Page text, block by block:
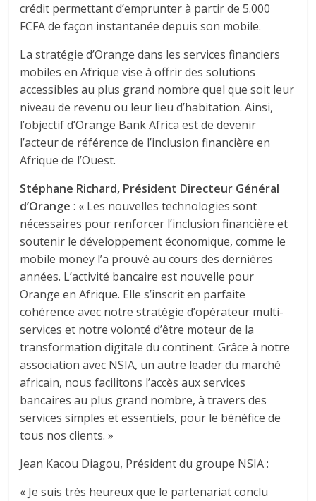
crédit permettant d’emprunter à partir de 5.000
FCFA de façon instantanée depuis son mobile.
La stratégie d’Orange dans les services financiers
mobiles en Afrique vise à offrir des solutions
accessibles au plus grand nombre quel que soit leur
niveau de revenu ou leur lieu d’habitation. Ainsi,
l’objectif d’Orange Bank Africa est de devenir
l’acteur de référence de l’inclusion financière en
Afrique de l’Ouest.
Stéphane Richard, Président Directeur Général
d’Orange : « Les nouvelles technologies sont
nécessaires pour renforcer l’inclusion financière et
soutenir le développement économique, comme le
mobile money l’a prouvé au cours des dernières
années. L’activité bancaire est nouvelle pour
Orange en Afrique. Elle s’inscrit en parfaite
cohérence avec notre stratégie d’opérateur multi-
services et notre volonté d’être moteur de la
transformation digitale du continent. Grâce à notre
association avec NSIA, un autre leader du marché
africain, nous facilitons l’accès aux services
bancaires au plus grand nombre, à travers des
services simples et essentiels, pour le bénéfice de
tous nos clients. »
Jean Kacou Diagou, Président du groupe NSIA :
« Je suis très heureux que le partenariat conclu